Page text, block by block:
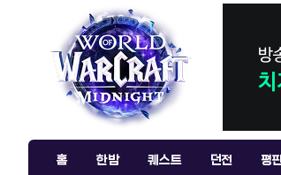
홈 한밤 퀘스트 던전 평